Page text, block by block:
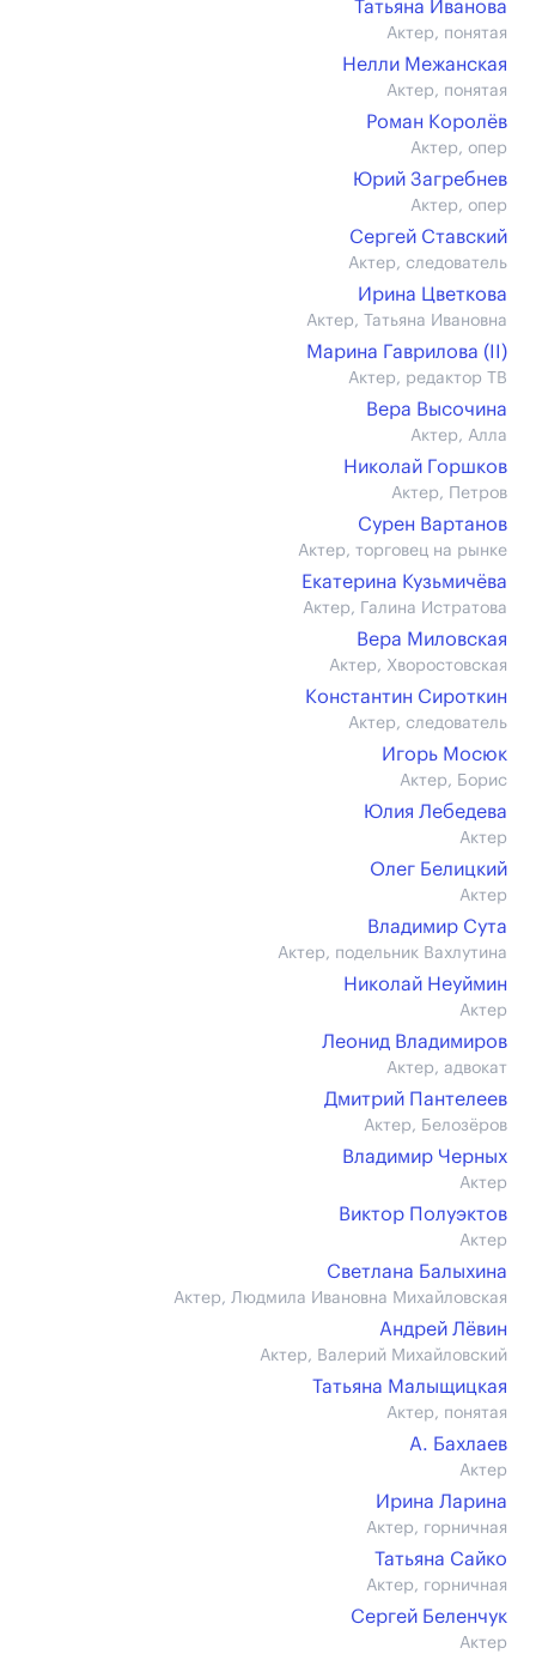
Татьяна Иванова
Актер, понятая
Нелли Межанская
Актер, понятая
Роман Королёв
Актер, опер
Юрий Загребнев
Актер, опер
Сергей Ставский
Актер, следователь
Ирина Цветкова
Актер, Татьяна Ивановна
Марина Гаврилова (II)
Актер, редактор ТВ
Вера Высочина
Актер, Алла
Николай Горшков
Актер, Петров
Сурен Вартанов
Актер, торговец на рынке
Екатерина Кузьмичёва
Актер, Галина Истратова
Вера Миловская
Актер, Хворостовская
Константин Сироткин
Актер, следователь
Игорь Мосюк
Актер, Борис
Юлия Лебедева
Актер
Олег Белицкий
Актер
Владимир Сута
Актер, подельник Вахлутина
Николай Неуймин
Актер
Леонид Владимиров
Актер, адвокат
Дмитрий Пантелеев
Актер, Белозёров
Владимир Черных
Актер
Виктор Полуэктов
Актер
Светлана Балыхина
Актер, Людмила Ивановна Михайловская
Андрей Лёвин
Актер, Валерий Михайловский
Татьяна Малыщицкая
Актер, понятая
А. Бахлаев
Актер
Ирина Ларина
Актер, горничная
Татьяна Сайко
Актер, горничная
Сергей Беленчук
Актер